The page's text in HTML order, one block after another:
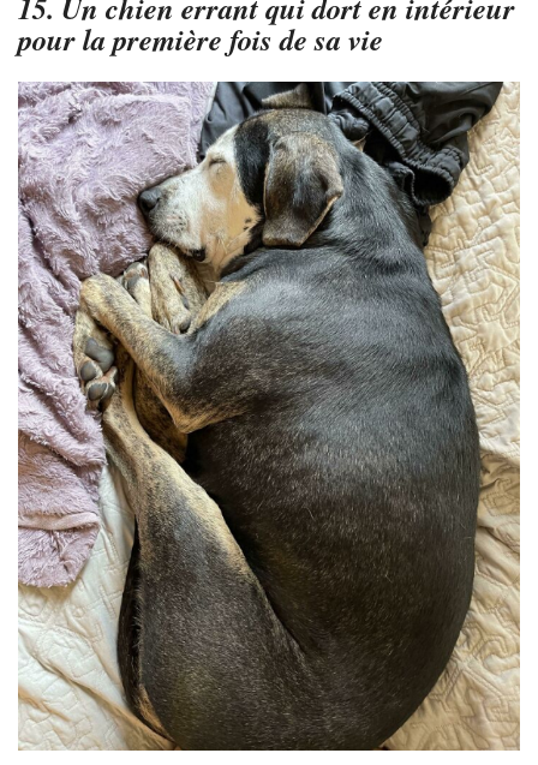
pour la première fois de sa vie